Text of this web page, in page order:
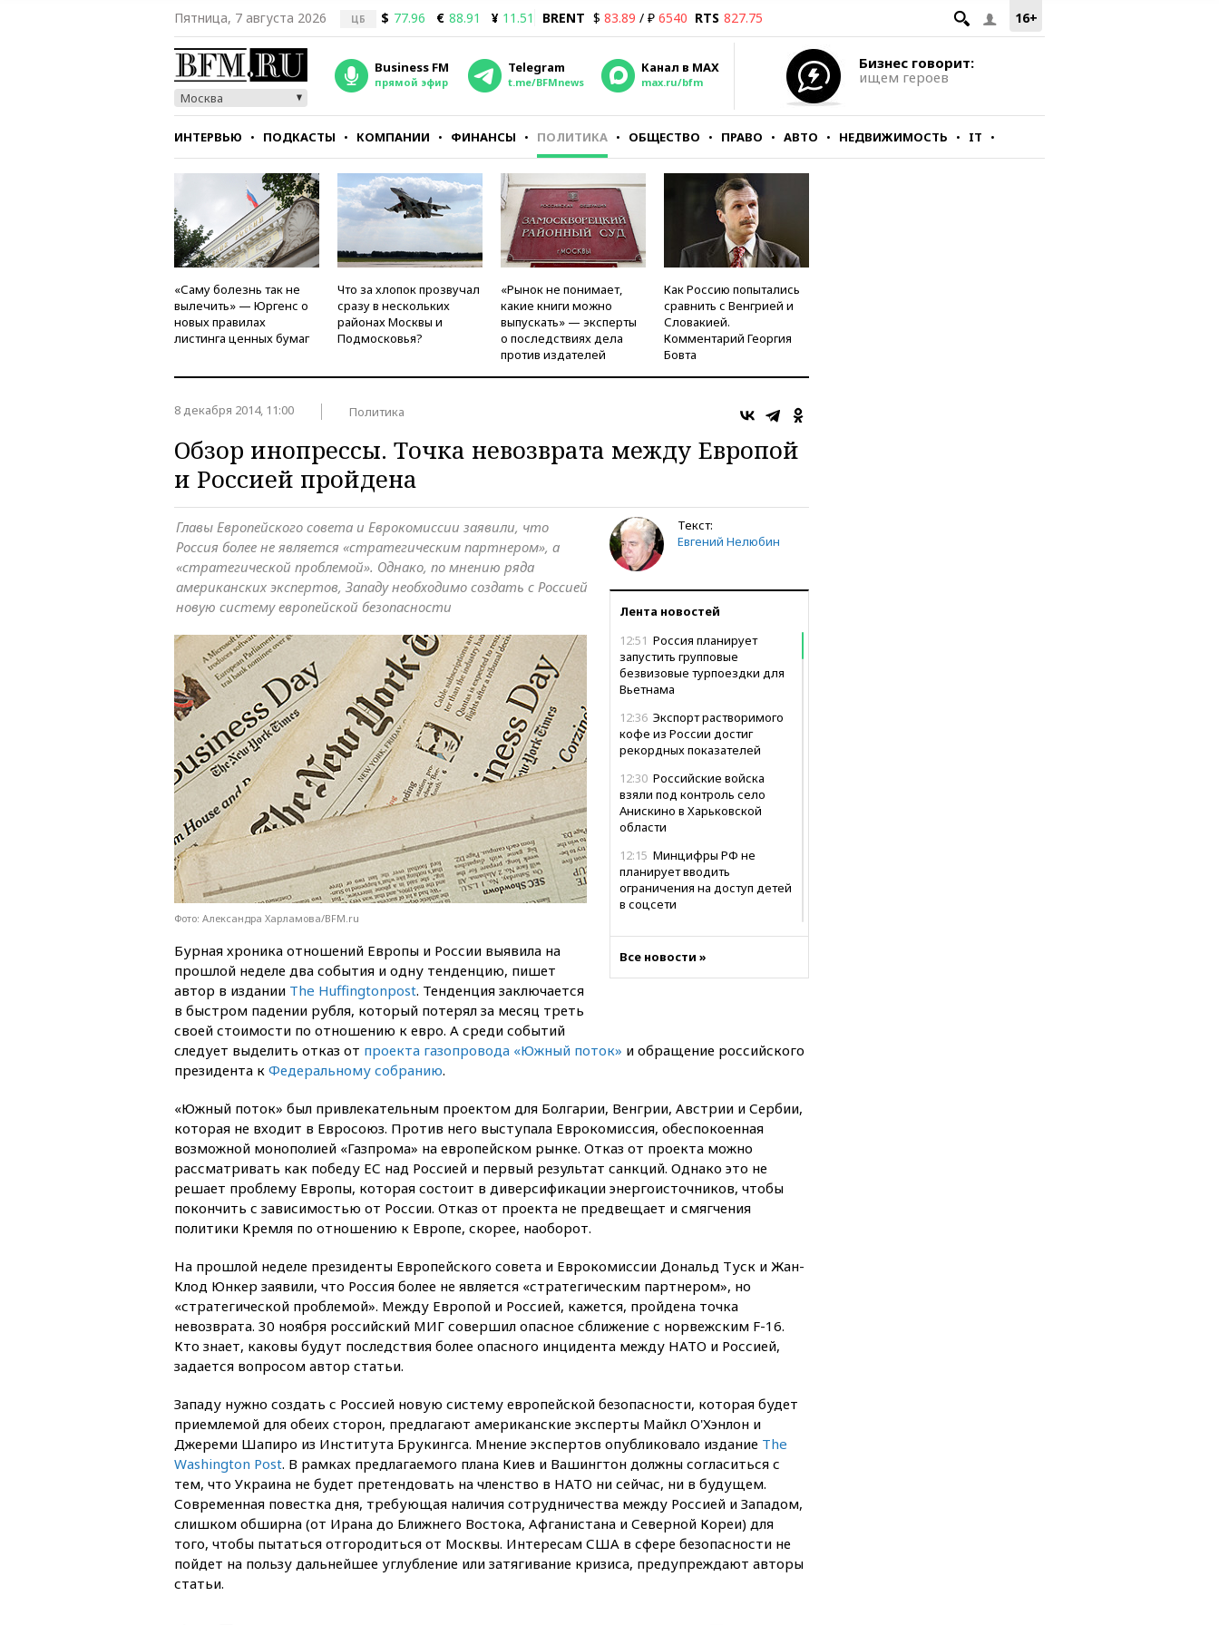
16+
Пятница, 7 августа 2026 ЦБ $ 77.96 € 88.91 ¥ 11.51 BRENT $ 83.89 / ₽ 6540 RTS 827.75
Москва
Business FM
прямой эфир
Telegram
t.me/BFMnews
Канал в MAX
max.ru/bfm
Бизнес говорит:
ищем героев
ИНТЕРВЬЮ ПОДКАСТЫ КОМПАНИИ ФИНАНСЫ ПОЛИТИКА ОБЩЕСТВО ПРАВО АВТО НЕДВИЖИМОСТЬ IT
СТИЛЬ ТЕСТЫ
«Саму болезнь так не
вылечить» — Юргенс о
новых правилах
листинга ценных бумаг
Что за хлопок прозвучал
сразу в нескольких
районах Москвы и
Подмосковья?
«Рынок не понимает,
какие книги можно
выпускать» — эксперты
о последствиях дела
против издателей
Как Россию попытались
сравнить с Венгрией и
Словакией.
Комментарий Георгия
Бовта
8 декабря 2014, 11:00 Политика
Обзор инопрессы. Точка невозврата между Европой
и Россией пройдена
Текст:
Евгений Нелюбин
Лента новостей
12:51 Россия планирует
запустить групповые
безвизовые турпоездки для
Вьетнама
12:36 Экспорт растворимого
кофе из России достиг
рекордных показателей
12:30 Российские войска
взяли под контроль село
Анискино в Харьковской
области
12:15 Минцифры РФ не
планирует вводить
ограничения на доступ детей
в соцсети
Ормузском проливе
11:41ТПП предлагает
пострадавших от атак БПЛА
продавцов
11:38 Шадаев исключил
запуск мессенджера на
«Госуслугах»
11:22При стрельбе в школе в
11:19Россия рассчитывает
заключить безвизовые
соглашения с Индонезией и
Малайзией
11:04«Ведомости»: на партию
10:59 Торговые центры и кафе
в России могут обязать
раздавать питьевую воду
бесплатно
10:41Бывшая глава брокера
Mind Money Юлия Хандошко
признала свою вину
10:41Пашинян: Армения
понимает невозможность
одновременного членства в
Все новости »
Главы Европейского совета и Еврокомиссии заявили, что
Россия более не является «стратегическим партнером», а
«стратегической проблемой». Однако, по мнению ряда
американских экспертов, Западу необходимо создать с Россией
новую систему европейской безопасности
Фото: Александра Харламова/BFM.ru
Бурная хроника отношений Европы и России выявила на
прошлой неделе два события и одну тенденцию, пишет
автор в издании The Huffingtonpost. Тенденция заключается
в быстром падении рубля, который потерял за месяц треть
своей стоимости по отношению к евро. А среди событий
следует выделить отказ от проекта газопровода «Южный поток» и обращение российского
президента к Федеральному собранию.
«Южный поток» был привлекательным проектом для Болгарии, Венгрии, Австрии и Сербии,
которая не входит в Евросоюз. Против него выступала Еврокомиссия, обеспокоенная
возможной монополией «Газпрома» на европейском рынке. Отказ от проекта можно
рассматривать как победу ЕС над Россией и первый результат санкций. Однако это не
решает проблему Европы, которая состоит в диверсификации энергоисточников, чтобы
покончить с зависимостью от России. Отказ от проекта не предвещает и смягчения
политики Кремля по отношению к Европе, скорее, наоборот.
На прошлой неделе президенты Европейского совета и Еврокомиссии Дональд Туск и Жан-
Клод Юнкер заявили, что Россия более не является «стратегическим партнером», но
«стратегической проблемой». Между Европой и Россией, кажется, пройдена точка
невозврата. 30 ноября российский МИГ совершил опасное сближение с норвежским F-16.
Кто знает, каковы будут последствия более опасного инцидента между НАТО и Россией,
задается вопросом автор статьи.
Западу нужно создать с Россией новую систему европейской безопасности, которая будет
приемлемой для обеих сторон, предлагают американские эксперты Майкл О'Хэнлон и
Джереми Шапиро из Института Брукингса. Мнение экспертов опубликовало издание The
Washington Post. В рамках предлагаемого плана Киев и Вашингтон должны согласиться с
тем, что Украина не будет претендовать на членство в НАТО ни сейчас, ни в будущем.
Современная повестка дня, требующая наличия сотрудничества между Россией и Западом,
слишком обширна (от Ирана до Ближнего Востока, Афганистана и Северной Кореи) для
того, чтобы пытаться отгородиться от Москвы. Интересам США в сфере безопасности не
пойдет на пользу дальнейшее углубление или затягивание кризиса, предупреждают авторы
статьи.